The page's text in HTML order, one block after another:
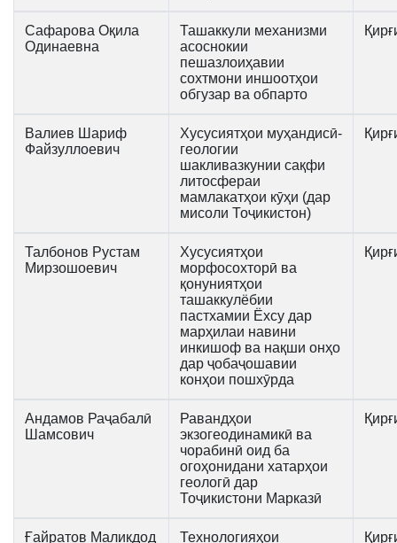
Сафарова Оқила
Одинаевна
Ташаккули механизми
асоснокии
пешазлоиҳавии
сохтмони иншоотҳои
обгузар ва обпарто
Валиев Шариф
Файзуллоевич
Хусусиятҳои муҳандисӣ-
геологии
шакливазкунии сақфи
литосфераи
мамлакатҳои кӯҳи (дар
мисоли Тоҷикистон)
Талбонов Рустам
Мирзошоевич
Хусусиятҳои
морфосохторӣ ва
қонуниятҳои
ташаккулёбии
пастхамии Ёхсу дар
марҳилаи навини
инкишоф ва нақши онҳо
дар ҷобаҷошавии
конҳои пошхӯрда
Андамов Раҷабалӣ
Шамсович
Равандҳои
экзогеодинамикӣ ва
чорабинӣ оид ба
огоҳонидани хатарҳои
геологӣ дар
Тоҷикистони Марказӣ
Ғайратов Маликдод Технологияҳои